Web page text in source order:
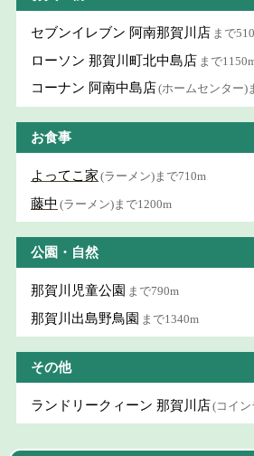
セブンイレブン 阿南那賀川店 まで
ローソン 那賀川町北中島店 まで
コーナン 阿南中島店(ホームセンター)
お食事
よってこ家 (ラーメン)まで710m
藤中 (ラーメン)まで1200m
公園・自然
那賀川児童公園 まで790m
那賀川出島野鳥園 まで1340m
その他
ランドリークィーン 那賀川店(コイン